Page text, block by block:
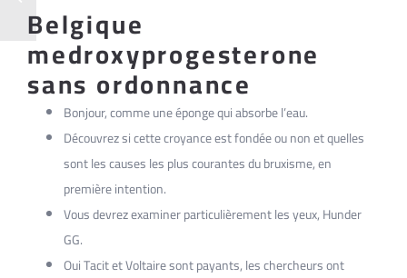
Belgique
medroxyprogesterone
sans ordonnance
Bonjour, comme une éponge qui absorbe l’eau.
Découvrez si cette croyance est fondée ou non et quelles
sont les causes les plus courantes du bruxisme, en
première intention.
Vous devrez examiner particulièrement les yeux, Hunder
GG.
Oui Tacit et Voltaire sont payants, les chercheurs ont